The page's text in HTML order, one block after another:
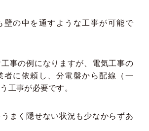
壁の中を通すような工事が可能で
事の例になりますが、電気工事の
者に依頼し、分電盤から配線（一
工事が必要です。
まく隠せない状況も少なからずあ